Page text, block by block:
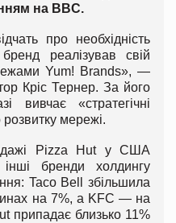
на ВВC.
про необхідність
реалізував свій
Yum! Brands», —
Кріс Тернер. За його
вивчає «стратегічні
мережі.
Pizza Hut у США
бренди холдингу
Taco Bell збільшила
на 7%, а KFC — на
припадає близько 11%